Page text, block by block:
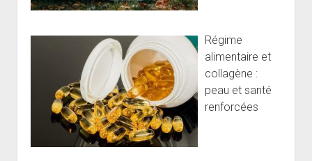
Régime
alimentaire et
collagène :
peau et santé
renforcées